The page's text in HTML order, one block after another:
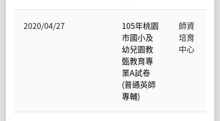
2020/04/27
105年桃園
市國小及
幼兒園教
甄教育專
業A試卷
(普通英師
專輔)
師資
培育
中心